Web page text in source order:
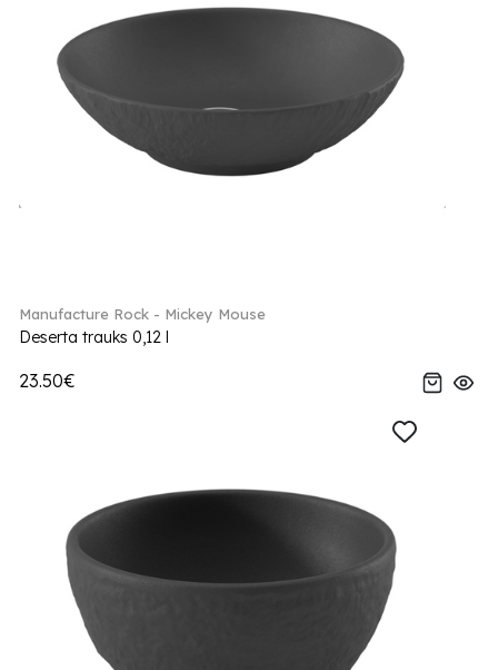
Manufacture Rock - Mickey Mouse
Deserta trauks 0,12 l
23.50€